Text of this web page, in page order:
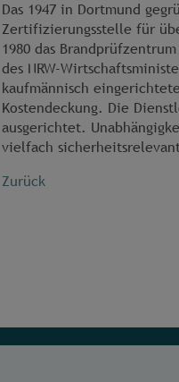
Das 1947 in Dortmund
Zertifizierungsstelle für
1980 das
des NRW-
kaufmännisch
Kostendeckung. Die
ausgerichtet.
vielfach
Zurück